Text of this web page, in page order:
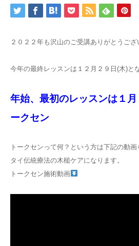
２０２２年も沢山のご受講ありがとうござ
今年の最終レッスンは１２月２９日(木)と
年始、最初のレッスンは１
ークセン
トークセンって何？という方は下記の動画
タイ伝統療法の木槌ケアになります。
トークセン施術動画
施術を受ける